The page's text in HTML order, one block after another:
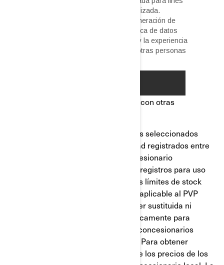
Estas ofertas no pueden combinarse con otras
Esta oferta es válida para los modelos seleccionados
nuevos o sin usar de Can-Am Off-Road registrados entre
01.07.2026 y 30.09.2026 por un concesionario
participante. La oferta es aplicable a registros para uso
recreativo únicamente y dentro de los límites de stock
disponible. El valor del descuento es aplicable al PVP
incluyendo IVA. La oferta no puede ser sustituida ni
convertida en efectivo y es válida únicamente para
clientes que residan en España. Los concesionarios
pueden vender a un precio diferente. Para obtener
información completa y precisa sobre los precios de los